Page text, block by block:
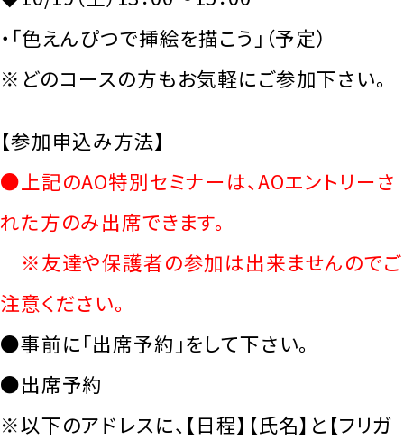
・「色えんぴつで挿絵を描こう」（予定）
※どのコースの方もお気軽にご参加下さい。
【参加申込み方法】
●上記のAO特別セミナーは、AOエントリーさ
れた方のみ出席できます。
※友達や保護者の参加は出来ませんのでご
注意ください。
●事前に「出席予約」をして下さい。
●出席予約
※以下のアドレスに、【日程】【氏名】と【フリガ